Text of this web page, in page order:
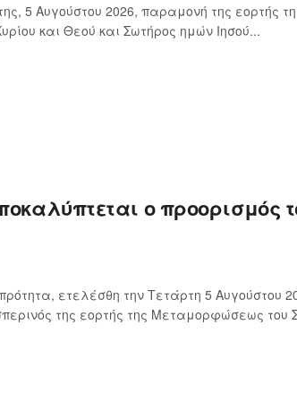
5 Αυγούστου 2026, παραμονή της εορτής
και Θεού και Σωτήρος ημών Ιησού...
ο προορισμός
ετελέσθη την Τετάρτη 5 Αυγούστου
της εορτής της Μεταμορφώσεως του